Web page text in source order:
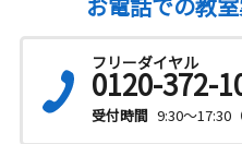
フリーダイヤル
0120-372-
受付時間 9:30～17:30